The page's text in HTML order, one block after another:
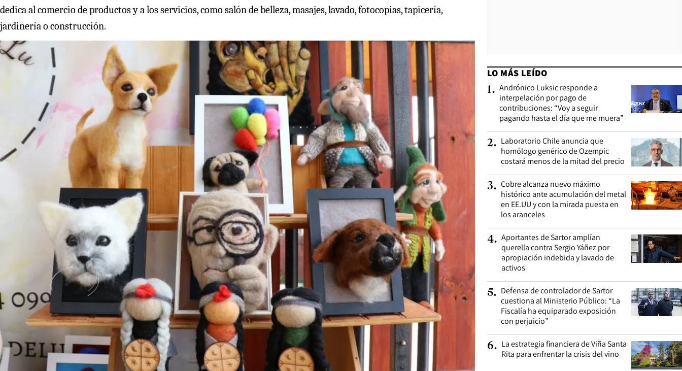
dedica al comercio de productos y a los servicios, como salón de belleza, masajes, lavado, fotocopias, tapicería,
jardinería o construcción.
LO MÁS LEÍDO
1. Andrónico Luksic responde a
interpelación por pago de
contribuciones: “Voy a seguir
pagando hasta el día que me muera”
2. Laboratorio Chile anuncia que
homólogo genérico de Ozempic
costará menos de la mitad del precio
3. Cobre alcanza nuevo máximo
histórico ante acumulación del metal
en EE.UU y con la mirada puesta en
los aranceles
4. Aportantes de Sartor amplían
querella contra Sergio Yáñez por
apropiación indebida y lavado de
activos
5. Defensa de controlador de Sartor
cuestiona al Ministerio Público: “La
Fiscalía ha equiparado exposición
con perjuicio”
6. La estrategia financiera de Viña Santa
Rita para enfrentar la crisis del vino